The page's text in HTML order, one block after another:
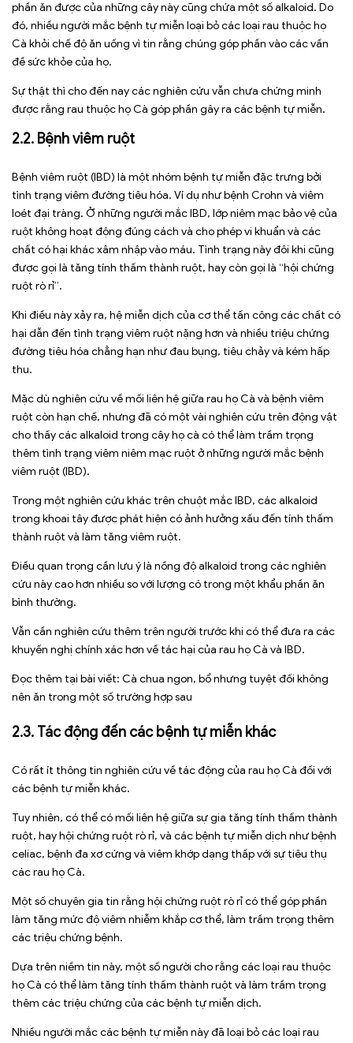
phần ăn được của những cây này cũng chứa một số alkaloid. Do
đó, nhiều người mắc bệnh tự miễn loại bỏ các loại rau thuộc họ
Cà khỏi chế độ ăn uống vì tin rằng chúng góp phần vào các vấn
đề sức khỏe của họ.
Sự thật thì cho đến nay các nghiên cứu vẫn chưa chứng minh
được rằng rau thuộc họ Cà góp phần gây ra các bệnh tự miễn.
2.2. Bệnh viêm ruột
Bệnh viêm ruột (IBD) là một nhóm bệnh tự miễn đặc trưng bởi
tình trạng viêm đường tiêu hóa. Ví dụ như bệnh Crohn và viêm
loét đại tràng. Ở những người mắc IBD, lớp niêm mạc bảo vệ của
ruột không hoạt động đúng cách và cho phép vi khuẩn và các
chất có hại khác xâm nhập vào máu. Tình trạng này đôi khi cũng
được gọi là tăng tính thấm thành ruột, hay còn gọi là “hội chứng
ruột rò rỉ”.
Khi điều này xảy ra, hệ miễn dịch của cơ thể tấn công các chất có
hại dẫn đến tình trạng viêm ruột nặng hơn và nhiều triệu chứng
đường tiêu hóa chẳng hạn như đau bụng, tiêu chảy và kém hấp
thu.
Mặc dù nghiên cứu về mối liên hệ giữa rau họ Cà và bệnh viêm
ruột còn hạn chế, nhưng đã có một vài nghiên cứu trên động vật
cho thấy các alkaloid trong cây họ cà có thể làm trầm trọng
thêm tình trạng viêm niêm mạc ruột ở những người mắc bệnh
viêm ruột (IBD).
Trong một nghiên cứu khác trên chuột mắc IBD, các alkaloid
trong khoai tây được phát hiện có ảnh hưởng xấu đến tính thấm
thành ruột và làm tăng viêm ruột.
Điều quan trọng cần lưu ý là nồng độ alkaloid trong các nghiên
cứu này cao hơn nhiều so với lượng có trong một khẩu phần ăn
bình thường.
Vẫn cần nghiên cứu thêm trên người trước khi có thể đưa ra các
khuyến nghị chính xác hơn về tác hại của rau họ Cà và IBD.
Đọc thêm tại bài viết: Cà chua ngon, bổ nhưng tuyệt đối không
nên ăn trong một số trường hợp sau
2.3. Tác động đến các bệnh tự miễn khác
Có rất ít thông tin nghiên cứu về tác động của rau họ Cà đối với
các bệnh tự miễn khác.
Tuy nhiên, có thể có mối liên hệ giữa sự gia tăng tính thấm thành
ruột, hay hội chứng ruột rò rỉ, và các bệnh tự miễn dịch như bệnh
celiac, bệnh đa xơ cứng và viêm khớp dạng thấp với sự tiêu thụ
các rau họ Cà.
Một số chuyên gia tin rằng hội chứng ruột rò rỉ có thể góp phần
làm tăng mức độ viêm nhiễm khắp cơ thể, làm trầm trọng thêm
các triệu chứng bệnh.
Dựa trên niềm tin này, một số người cho rằng các loại rau thuộc
họ Cà có thể làm tăng tính thấm thành ruột và làm trầm trọng
thêm các triệu chứng của các bệnh tự miễn dịch.
Nhiều người mắc các bệnh tự miễn này đã loại bỏ các loại rau